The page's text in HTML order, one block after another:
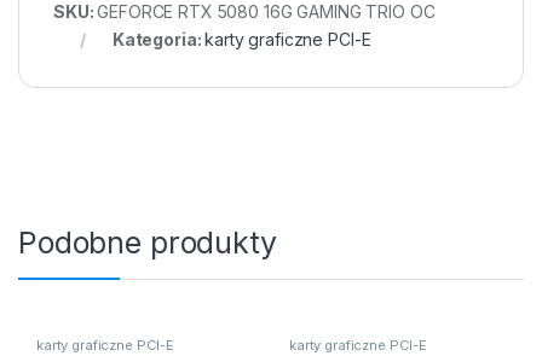
SKU:GEFORCE RTX 5080 16G GAMING TRIO OC
Kategoria:karty graficzne PCI-E
Podobne produkty
karty graficzne PCI-E karty graficzne PCI-E